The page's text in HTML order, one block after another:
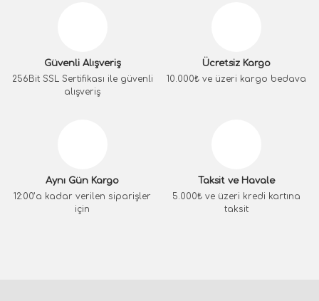
Güvenli Alışveriş
256Bit SSL Sertifikası ile güvenli
alışveriş
Ücretsiz Kargo
10.000₺ ve üzeri kargo bedava
Aynı Gün Kargo
12:00’a kadar verilen siparişler
için
Taksit ve Havale
5.000₺ ve üzeri kredi kartına
taksit